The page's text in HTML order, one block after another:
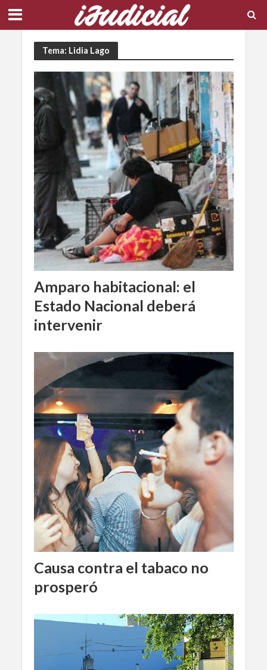
Tema: Lidia Lago
Amparo habitacional: el
Estado Nacional deberá
intervenir
Causa contra el tabaco no
prosperó